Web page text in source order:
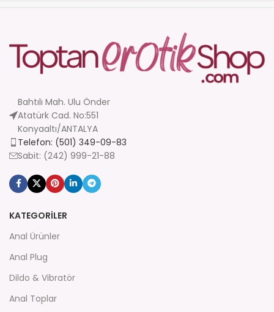
Bahtılı Mah. Ulu Önder
Atatürk Cad. No:551
Konyaaltı/ANTALYA
Telefon: (501) 349-09-83
Sabit: (242) 999-21-88
KATEGORİLER
Anal Ürünler
Anal Plug
Dildo & Vibratör
Anal Toplar